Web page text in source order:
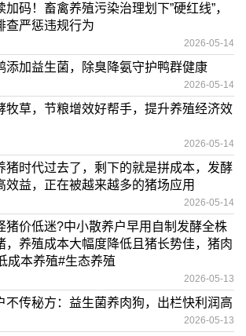
码！畜禽养殖污染治理划下”硬红线”，
查严惩违规行为
2026-05-14
添加益生菌，除臭降氨守护鸭群健康
2026-05-14
牧草，节粮增效好帮手，提升养殖经济效
2026-05-14
猪时代过去了，剩下的就是拼成本，发酵
效益，正在被越来越多的猪场应用
2026-05-14
猪价低迷?中小散养户早用自制发酵全株
，养殖成本大幅度降低且猪长势佳，猪肉
成本养殖#生态养殖
2026-05-13
不传秘方：益生菌养肉狗，出栏快利润高
2026-05-13